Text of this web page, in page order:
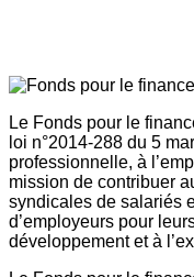
Le Fonds pour le
loi n°2014-288 du 5
professionnelle, à
mission de contribuer
syndicales de salariés
d’employeurs pour
développement et à